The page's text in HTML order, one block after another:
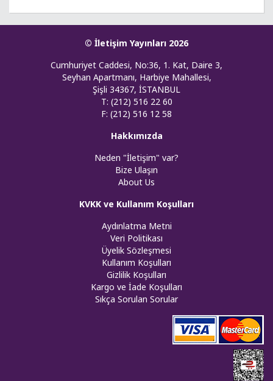
© İletişim Yayınları 2026
Cumhuriyet Caddesi, No:36, 1. Kat, Daire 3,
Seyhan Apartmanı, Harbiye Mahallesi,
Şişli 34367, İSTANBUL
T: (212) 516 22 60
F: (212) 516 12 58
Hakkımızda
Neden "İletişim" var?
Bize Ulaşın
About Us
KVKK ve Kullanım Koşulları
Aydınlatma Metni
Veri Politikası
Üyelik Sözleşmesi
Kullanım Koşulları
Gizlilik Koşulları
Kargo ve İade Koşulları
Sıkça Sorulan Sorular